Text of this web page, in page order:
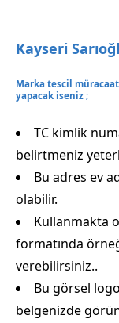
Kayseri
Marka tescil
yapacak iseniz ;
TC kimlik
belirtmeniz
Bu adres ev
olabilir.
Kullanmakta
formatında
verebilirsiniz..
Bu görsel
belgenizde